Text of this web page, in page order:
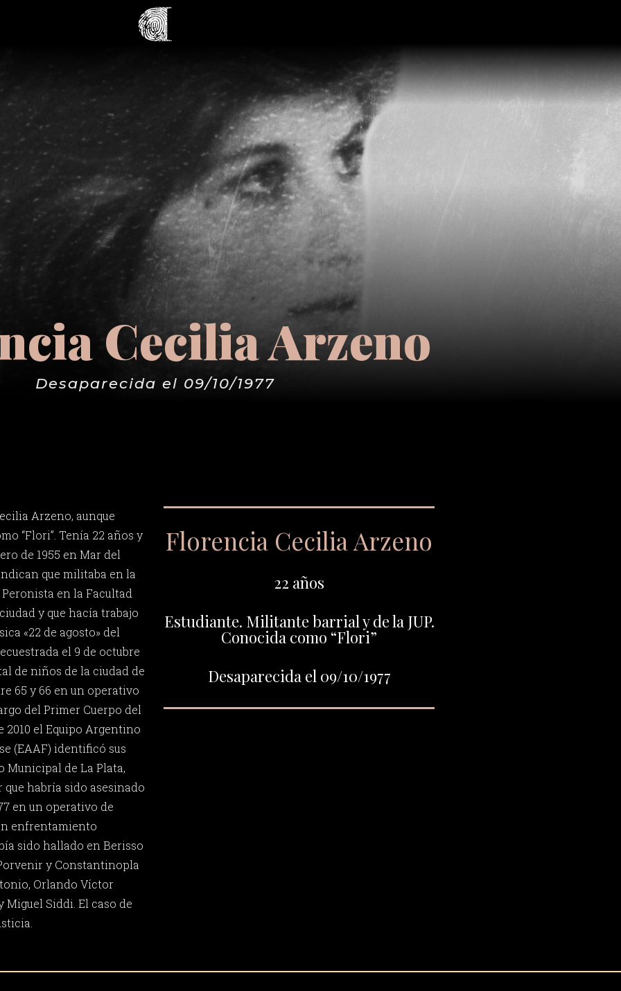
Cecilia Arzeno
Desaparecida el 09/10/1977
Arzeno, aunque
“Flori”. Tenía 22 años y
de 1955 en Mar del
que militaba en la
en la Facultad
y que hacía trabajo
«22 de agosto» del
el 9 de octubre
de niños de la ciudad de
65 y 66 en un operativo
del Primer Cuerpo del
2010 el Equipo Argentino
(EAAF) identificó sus
Municipal de La Plata,
habría sido asesinado
en un operativo de
enfrentamiento
sido hallado en Berisso
y Constantinopla
Orlando Víctor
Miguel Siddi. El caso de
Florencia Cecilia Arzeno
22 años
Estudiante. Militante barrial y de la JUP.
Conocida como “Flori”
Desaparecida el 09/10/1977